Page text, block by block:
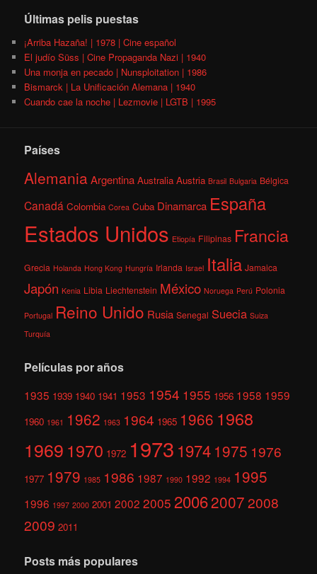
Últimas pelis puestas
¡Arriba Hazaña! | 1978 | Cine español
El judío Süss | Cine Propaganda Nazi | 1940
Una monja en pecado | Nunsploitation | 1986
Bismarck | La Unificación Alemana | 1940
Cuando cae la noche | Lezmovie | LGTB | 1995
Países
AlemaniaArgentina Australia Austria Brasil Bulgaria Bélgica
Canadá Colombia Corea Cuba Dinamarca España
Estados Unidos Etiopía Filipinas Francia
Grecia Holanda Hong Kong Hungría Irlanda Israel Italia Jamaica
Japón Kenia Libia Liechtenstein México Noruega Perú Polonia
Portugal Reino Unido Rusia Senegal Suecia Suiza
Turquía
Películas por años
1935 1939 1940 1941 1953 1954 1955 1956 1958 1959
1960 1961 1962 1963 1964 1965 1966 1968
1969 1970 1972 1973 1974 1975 1976
1977 1979 1985 1986 1987 1990 1992 1994 1995
1996 1997 2000 2001 2002 2005 200620072008
2009 2011
Posts más populares